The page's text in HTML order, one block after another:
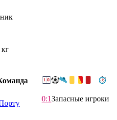
0:1Запасные игроки